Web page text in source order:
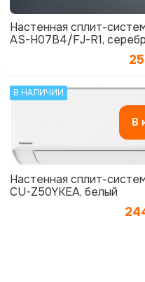
Настенная сплит-
AS-H07B4/FJ-R1,
В НАЛИЧИИ
В
Настенная сплит-
CU-Z50YKEA, белый